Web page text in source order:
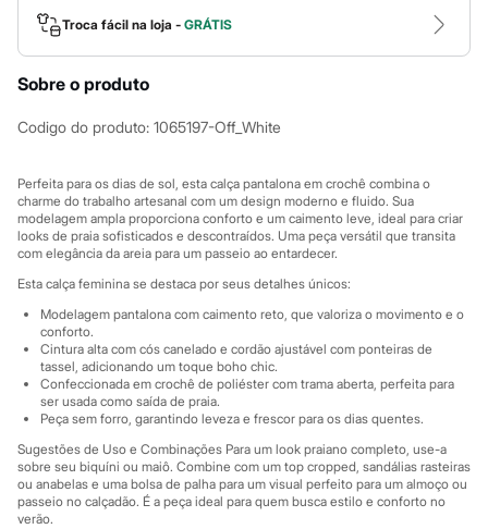
Cintos
Óculos
Relógios
Calçados
Chinelos
Rasteirinhas
Sapatilhas
Tênis
Marcas
City
Clock House
Mindset
Sawary
Yessica
Moda esportiva
Acessórios
Blusas
Calçados
Leggings
Tops
Moda íntima
Calcinhas
Cintas e Modeladores
Troca fácil na loja - GRÁTIS
Sobre o produto
Codigo do produto: 1065197-Off_White
Perfeita para os dias de sol, esta calça pantalona em crochê combina o
charme do trabalho artesanal com um design moderno e fluido. Sua
modelagem ampla proporciona conforto e um caimento leve, ideal para criar
looks de praia sofisticados e descontraídos. Uma peça versátil que transita
com elegância da areia para um passeio ao entardecer.
Esta calça feminina se destaca por seus detalhes únicos:
Modelagem pantalona com caimento reto, que valoriza o movimento e o
conforto.
Cintura alta com cós canelado e cordão ajustável com ponteiras de
tassel, adicionando um toque boho chic.
Confeccionada em crochê de poliéster com trama aberta, perfeita para
ser usada como saída de praia.
Peça sem forro, garantindo leveza e frescor para os dias quentes.
Sugestões de Uso e Combinações Para um look praiano completo, use-a
sobre seu biquíni ou maiô. Combine com um top cropped, sandálias rasteiras
ou anabelas e uma bolsa de palha para um visual perfeito para um almoço ou
passeio no calçadão. É a peça ideal para quem busca estilo e conforto no
verão.